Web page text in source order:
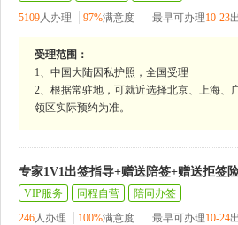
5109人办理 97%满意度 最早可办理10-23
受理范围：
1、中国大陆因私护照，全国受理
2、根据常驻地，可就近选择北京、上海、
领区实际预约为准。
专家1V1出签指导+赠送陪签+赠送拒签
VIP服务
同程自营
陪同办签
246人办理 100%满意度 最早可办理10-24